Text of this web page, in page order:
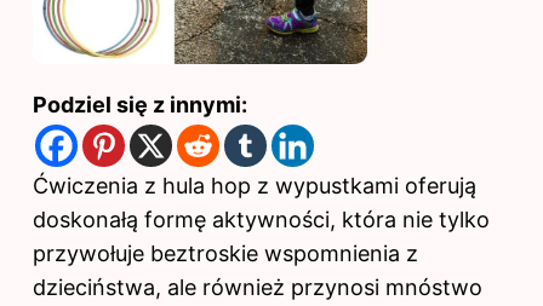
Podziel się z innymi:
Ćwiczenia z hula hop z wypustkami oferują
doskonałą formę aktywności, która nie tylko
przywołuje beztroskie wspomnienia z
dzieciństwa, ale również przynosi mnóstwo